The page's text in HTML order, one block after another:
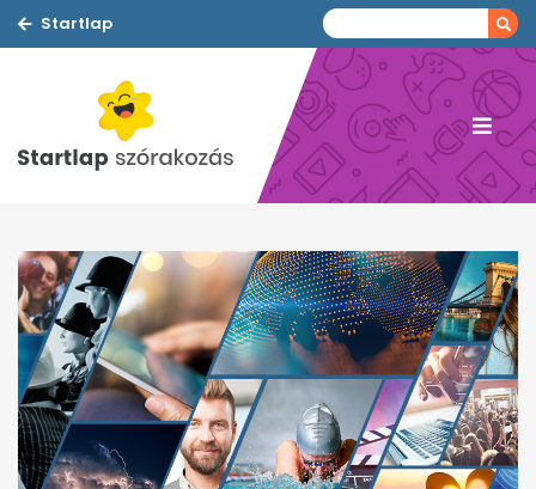
Startlap